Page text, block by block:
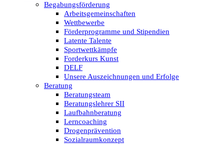
Begabungsförderung
Arbeitsgemeinschaften
Wettbewerbe
Förderprogramme und Stipendien
Latente Talente
Sportwettkämpfe
Forderkurs Kunst
DELF
Unsere Auszeichnungen und Erfolge
Beratung
Beratungsteam
Beratungslehrer SII
Laufbahnberatung
Lerncoaching
Drogenprävention
Sozialraumkonzept